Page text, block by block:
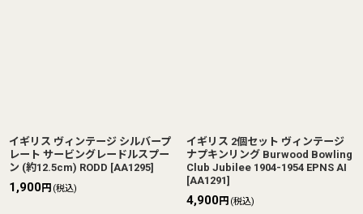
イギリス ヴィンテージ シルバープ
レート サービングレードルスプー
ン (約12.5cm) RODD [AA1295]
1,900円 (税込)
イギリス 2個セット ヴィンテージ
ナプキンリング Burwood Bowling
Club Jubilee 1904-1954 EPNS AI
[AA1291]
4,900円 (税込)